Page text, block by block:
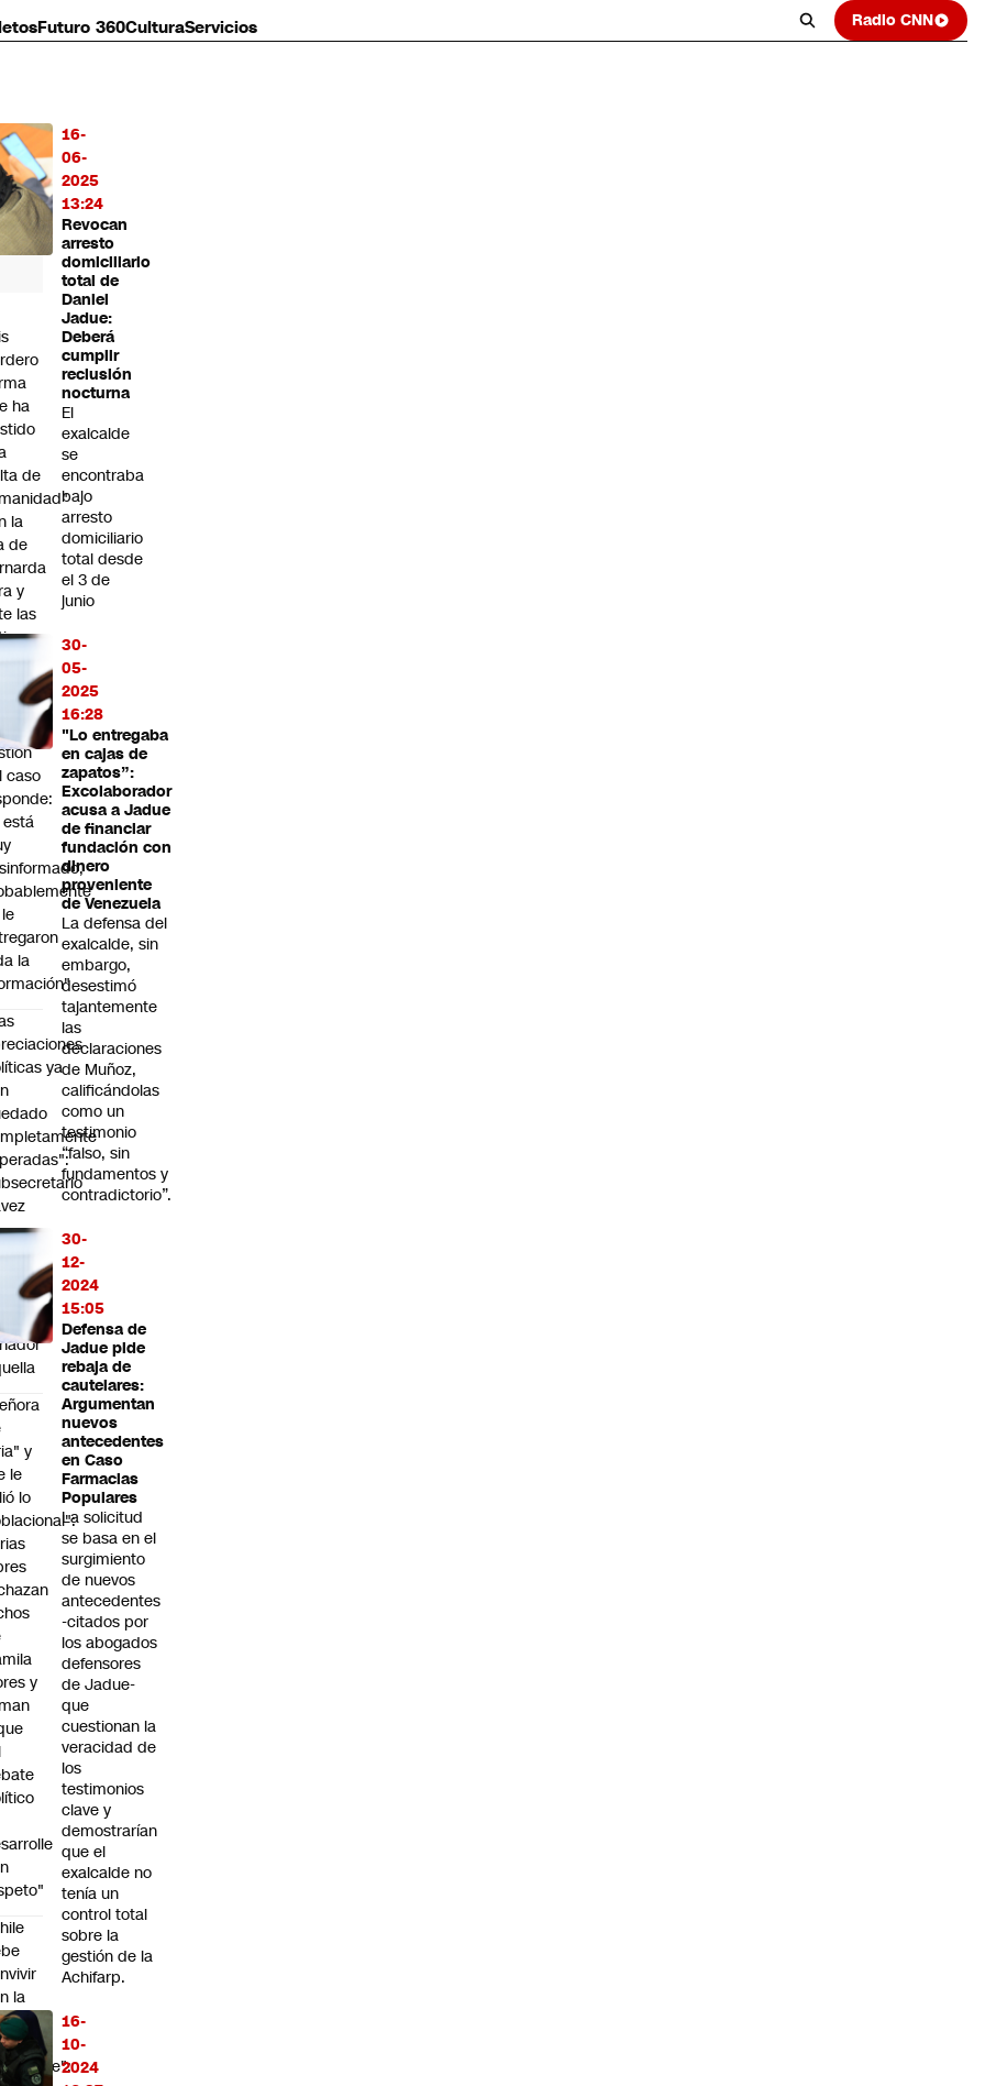
Futuro 360CulturaServicios Radio CNN
16-
06-
2025
13:24
Revocan
arresto
domiciliario
total de
Daniel
Jadue:
Deberá
cumplir
reclusión
nocturna
El
exalcalde
se
encontraba
bajo
arresto
domiciliario
total desde
el 3 de
junio
30-
05-
2025
16:28
"Lo entregaba
en cajas de
zapatos”:
Excolaborador
acusa a Jadue
de financiar
fundación con
dinero
proveniente
de Venezuela
La defensa del
exalcalde, sin
embargo,
desestimó
tajantemente
las
declaraciones
de Muñoz,
calificándolas
como un
testimonio
“falso, sin
fundamentos y
contradictorio”.
30-
12-
2024
15:05
Defensa de
Jadue pide
rebaja de
cautelares:
Argumentan
nuevos
antecedentes
en Caso
Farmacias
Populares
La solicitud
se basa en el
surgimiento
de nuevos
antecedentes
-citados por
los abogados
defensores
de Jadue-
que
cuestionan la
veracidad de
los
testimonios
clave y
demostrarían
que el
exalcalde no
tenía un
control total
sobre la
gestión de la
Achifarp.
16-
10-
2024
ha
de
la
de
y
las
la
caso
está
la
ya
a
el
y
le
lo
y
la
y